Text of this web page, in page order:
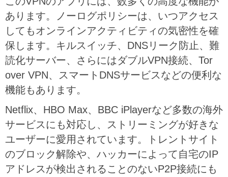
あります。ノーログポリシーは、いつアクセス
してもオンラインアクティビティの気密性を確
保します。キルスイッチ、DNSリーク防止、難
読化サーバー、さらにはダブルVPN接続、Tor
over VPN、スマートDNSサービスなどの便利な
機能もあります。
Netflix、HBO Max、BBC iPlayerなど多数の海外
サービスにも対応し、ストリーミングが好きな
ユーザーに愛用されています。トレントサイト
のブロック解除や、ハッカーによって自宅のIP
アドレスが検出されることのないP2P接続にも